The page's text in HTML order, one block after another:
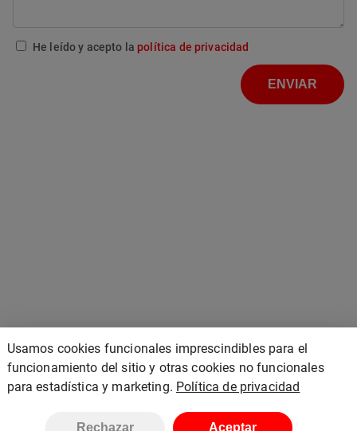
He leído y acepto la política de privacidad
ENVIAR
Usamos cookies funcionales imprescindibles para el
funcionamiento del sitio y otras cookies no funcionales
para estadística y marketing. Política de privacidad
Rechazar Aceptar